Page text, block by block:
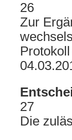
26
Zur
27
Die